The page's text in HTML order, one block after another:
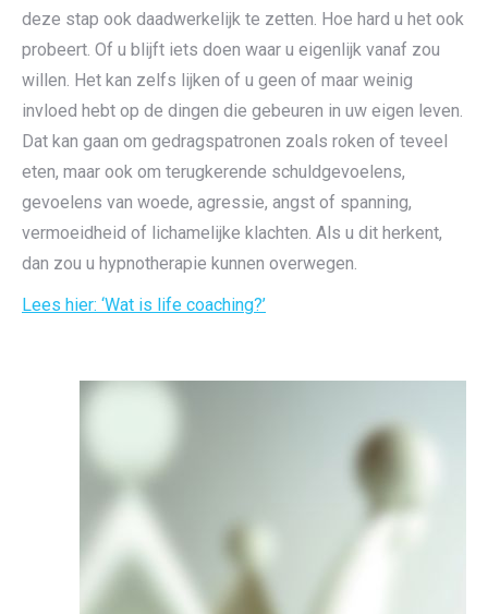
deze stap ook daadwerkelijk te zetten. Hoe hard u het ook
probeert. Of u blijft iets doen waar u eigenlijk vanaf zou
willen. Het kan zelfs lijken of u geen of maar weinig
invloed hebt op de dingen die gebeuren in uw eigen leven.
Dat kan gaan om gedragspatronen zoals roken of teveel
eten, maar ook om terugkerende schuldgevoelens,
gevoelens van woede, agressie, angst of spanning,
vermoeidheid of lichamelijke klachten. Als u dit herkent,
dan zou u hypnotherapie kunnen overwegen.
Lees hier: ‘Wat is life coaching?’